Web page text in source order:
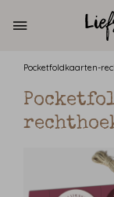
Pocketfoldkaarten-